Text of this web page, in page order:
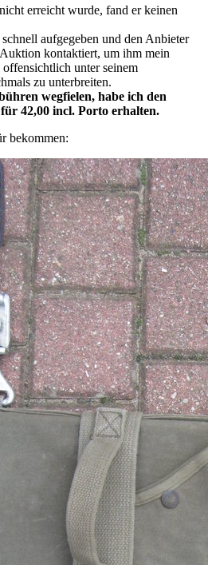
erreicht wurde, fand er keinen
aufgegeben und den Anbieter
kontaktiert, um ihm mein
unter seinem
zu unterbreiten.
wegfielen, habe ich den
42,00 incl. Porto erhalten.
bekommen: